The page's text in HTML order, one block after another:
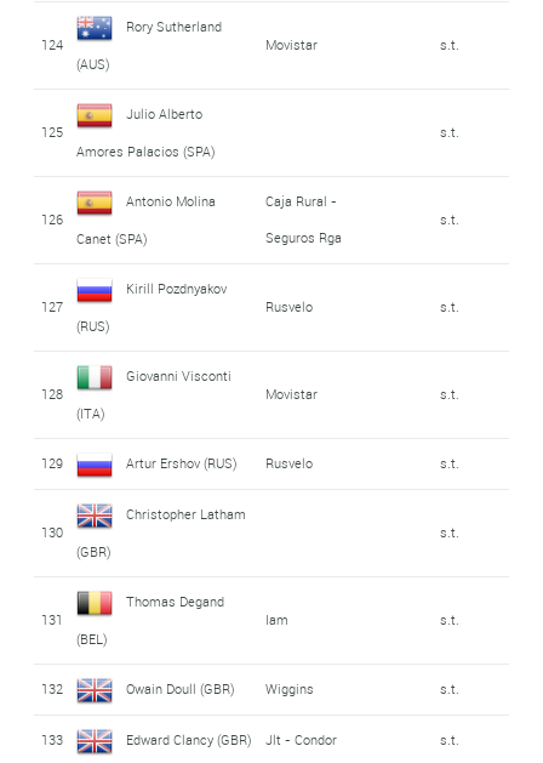
124
Rory Sutherland
(AUS)
Movistar s.t.
125
Julio Alberto
Amores Palacios (SPA)
s.t.
126
Antonio Molina
Canet (SPA)
Caja Rural -
Seguros Rga
s.t.
127
Kirill Pozdnyakov
(RUS)
Rusvelo s.t.
128
Giovanni Visconti
(ITA)
Movistar s.t.
129 Artur Ershov (RUS) Rusvelo s.t.
130
Christopher Latham
(GBR)
s.t.
131
Thomas Degand
(BEL)
Iam s.t.
132 Owain Doull (GBR) Wiggins s.t.
133 Edward Clancy (GBR) Jlt - Condor s.t.